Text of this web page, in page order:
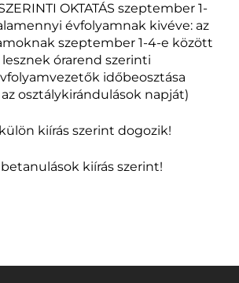
OKTATÁS szeptember 1-
évfolyamnak kivéve: az
szeptember 1-4-e között
órarend szerinti
időbeosztása
osztálykirándulások napját)
kiírás szerint dogozik!
kiírás szerint!